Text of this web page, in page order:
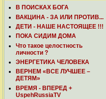
В ПОИСКАХ БОГА
ВАКЦИНА - ЗА ИЛИ ПРОТИВ...
ДЕТИ - НАШЕ НАСТОЯЩЕЕ !!!
ПОКА СИДИМ ДОМА
Что такое целостность
личности ?
ЭНЕРГЕТИКА ЧЕЛОВЕКА
ВЕРНЕМ «ВСЕ ЛУЧШЕЕ –
ДЕТЯМ»
ВРЕМЯ - ВПЕРЕД +
UspehRussiaTV